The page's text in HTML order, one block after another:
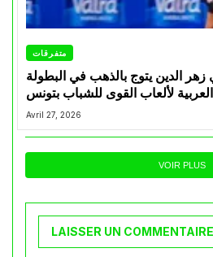
متفرقات
زهر الدين يتوج بالذهب في البطولة
العربية لألعاب القوى للشباب بتونس
Avril 27, 2026
VOIR PLUS
LAISSER UN COMMENTAIRE